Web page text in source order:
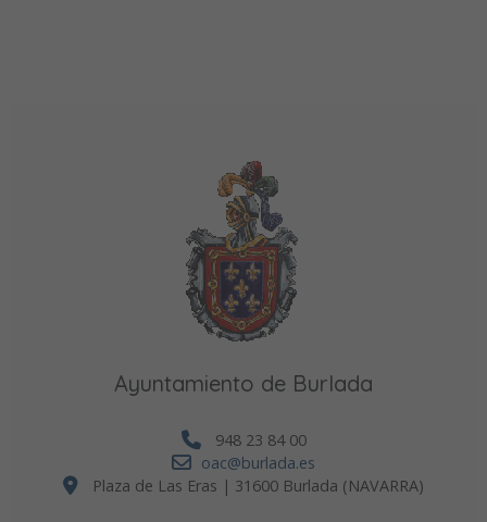
Ayuntamiento de Burlada
948 23 84 00
oac@burlada.es
Plaza de Las Eras | 31600 Burlada (NAVARRA)